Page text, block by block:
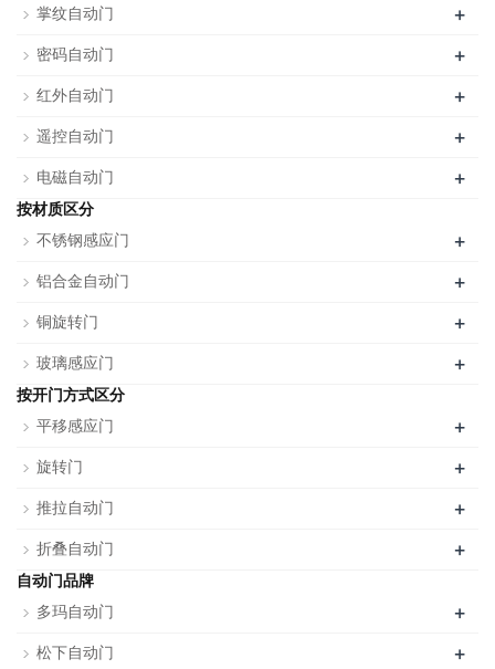
掌纹自动门 +
密码自动门 +
红外自动门 +
遥控自动门 +
电磁自动门 +
按材质区分
不锈钢感应门
+
铝合金自动门 +
铜旋转门 +
玻璃感应门 +
按开门方式区分
平移感应门
+
旋转门 +
推拉自动门 +
折叠自动门 +
自动门品牌
多玛自动门
+
松下自动门 +